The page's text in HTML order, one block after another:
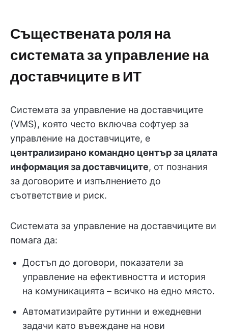
Съществената роля на
системата за управление на
доставчиците в ИТ
Системата за управление на доставчиците
(VMS), която често включва софтуер за
управление на доставчиците, е
централизирано командно център за цялата
информация за доставчиците, от познания
за договорите и изпълнението до
съответствие и риск.
Системата за управление на доставчиците ви
помага да:
Достъп до договори, показатели за
управление на ефективността и история
на комуникацията – всичко на едно място.
Автоматизирайте рутинни и ежедневни
задачи като въвеждане на нови